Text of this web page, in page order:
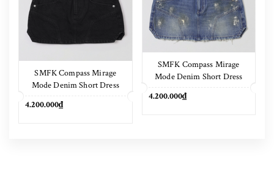
SMFK Compass Mirage
Mode Denim Short Dress
4.200.000₫
SMFK Compass Mirage
Mode Denim Short Dress
4.200.000₫